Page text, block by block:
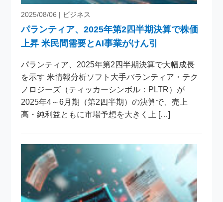
2025/08/06 | ビジネス
パランティア、2025年第2四半期決算で株価
上昇 米民間需要とAI事業がけん引
パランティア、2025年第2四半期決算で大幅成長
を示す 米情報分析ソフト大手パランティア・テク
ノロジーズ（ティッカーシンボル：PLTR）が
2025年4～6月期（第2四半期）の決算で、売上
高・純利益ともに市場予想を大きく上 […]